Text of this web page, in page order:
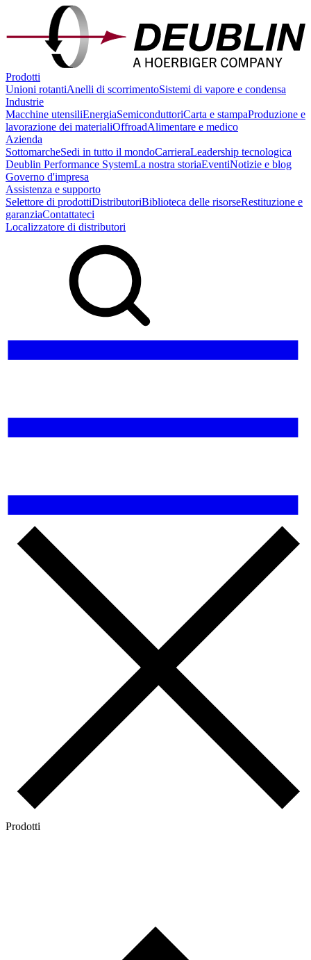
Prodotti
Unioni rotantiAnelli di scorrimentoSistemi di vapore e condensa
Industrie
Macchine utensiliEnergiaSemiconduttoriCarta e stampaProduzione e
lavorazione dei materialiOffroadAlimentare e medico
Azienda
SottomarcheSedi in tutto il mondoCarrieraLeadership tecnologica
Deublin Performance SystemLa nostra storiaEventiNotizie e blog
Governo d'impresa
Assistenza e supporto
Selettore di prodottiDistributoriBiblioteca delle risorseRestituzione e
garanziaContattateci
Localizzatore di distributori
Prodotti